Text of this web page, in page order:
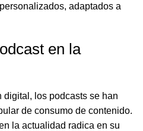
adaptados a
en la
los podcasts se han
de consumo de contenido.
la actualidad radica en su